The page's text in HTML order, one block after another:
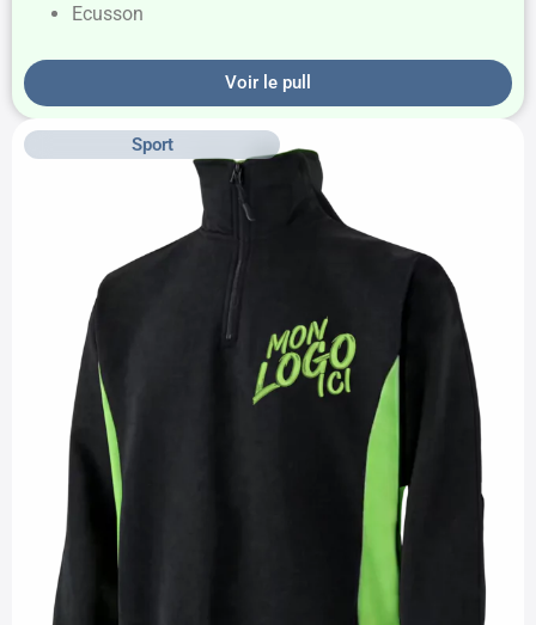
Ecusson
Voir le pull
Sport